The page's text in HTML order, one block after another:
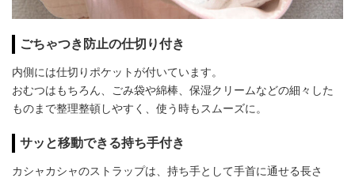
ごちゃつき防止の仕切り付き
内側には仕切りポケットが付いています。
おむつはもちろん、ごみ袋や綿棒、保湿クリームなどの細々した
ものまで整理整頓しやすく、使う時もスムーズに。
サッと移動できる持ち手付き
カシャカシャのストラップは、持ち手として手首に通せる長さ